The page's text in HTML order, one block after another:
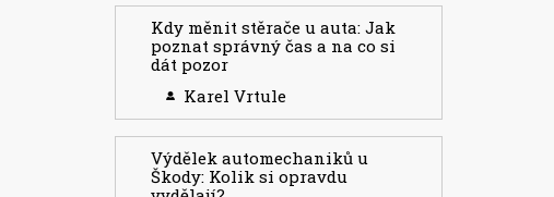
Kdy měnit stěrače u auta: Jak
poznat správný čas a na co si
dát pozor
Karel Vrtule
Výdělek automechaniků u
Škody: Kolik si opravdu